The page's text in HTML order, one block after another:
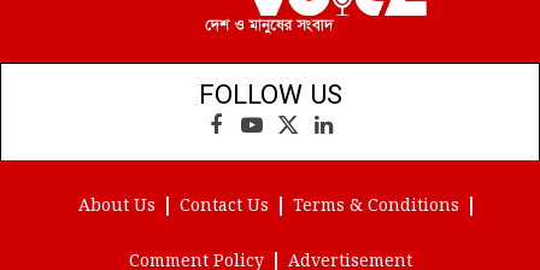
FOLLOW US
Facebook
YouTube
X
(Twitter)
LinkedIn
About Us Contact Us Terms & Conditions
Comment Policy Advertisement